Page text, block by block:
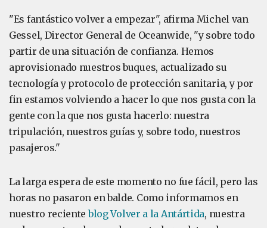
"Es fantástico volver a empezar", afirma Michel van
Gessel, Director General de Oceanwide, "y sobre todo
partir de una situación de confianza. Hemos
aprovisionado nuestros buques, actualizado su
tecnología y protocolo de protección sanitaria, y por
fin estamos volviendo a hacer lo que nos gusta con la
gente con la que nos gusta hacerlo: nuestra
tripulación, nuestros guías y, sobre todo, nuestros
pasajeros."
La larga espera de este momento no fue fácil, pero las
horas no pasaron en balde. Como informamos en
nuestro recienteblog Volver a la Antártida, nuestra